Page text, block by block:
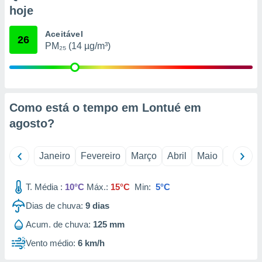
qual se
tal,
ou opor-
qualquer
de
ou aceder
num
para
hoje
26 Aceitável
PM₂₅ (14 µg/m³)
Como está o tempo em Lontué em
agosto?
Janeiro Fevereiro Março Abril Maio Junho
T. Média : 10°C Máx.: 15°C Min: 5°C
Dias de chuva: 9 dias
Acum. de chuva: 125 mm
Vento médio: 6 km/h